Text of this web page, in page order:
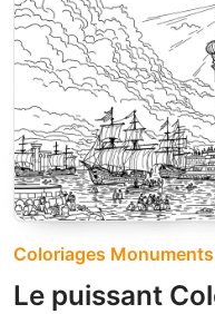
Coloriages
Le puissant